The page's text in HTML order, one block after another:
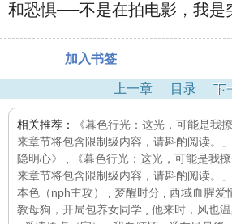
和恐惧──不是在拍电影，我是
加入书签
上一章 目录 下
相关推荐：
《暮色行光：这光，可能是我
来章节将包含限制级内容，请斟酌阅读。
隐明心》
《暮色行光：这光，可能是我
来章节将包含限制级内容，请斟酌阅读。
本色（nph主攻）
梦醒时分 西域血腥爱
教母狗，开局包养女同学
他来时，风也